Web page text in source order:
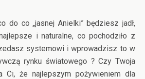
do co „jasnej Anielki” będziesz jadł,
i naturalne, co pochodziło z
systemowi i wprowadzisz to w
rynku światowego ? Czy Twoja
Ci, że najlepszym pożywieniem dla